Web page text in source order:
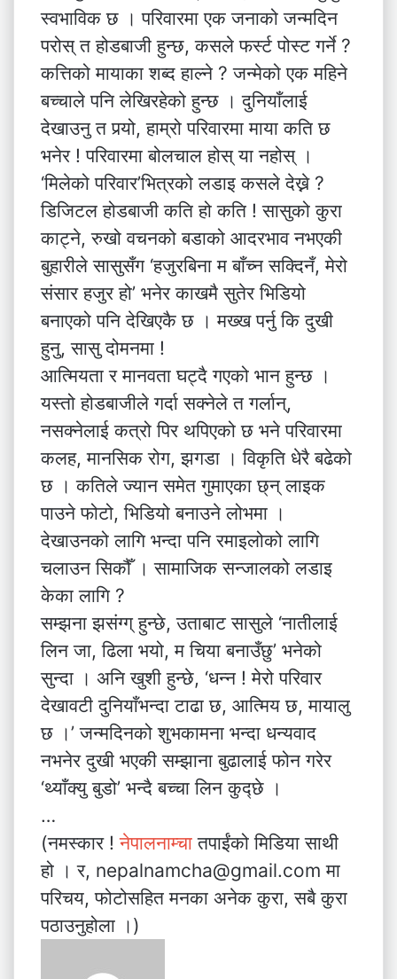
स्वभाविक छ । परिवारमा एक जनाको जन्मदिन
परोस् त होडबाजी हुन्छ, कसले फर्स्ट पोस्ट गर्ने ?
कत्तिको मायाका शब्द हाल्ने ? जन्मेको एक महिने
बच्चाले पनि लेखिरहेको हुन्छ । दुनियाँलाई
देखाउनु त पर्‍यो, हाम्रो परिवारमा माया कति छ
भनेर ! परिवारमा बोलचाल होस् या नहोस् ।
‘मिलेको परिवार’भित्रको लडाइ कसले देख्ने ?
डिजिटल होडबाजी कति हो कति ! सासुको कुरा
काट्ने, रुखो वचनको बडाको आदरभाव नभएकी
बुहारीले सासुसँग ‘हजुरबिना म बाँच्न सक्दिनँ, मेरो
संसार हजुर हो’ भनेर काखमै सुतेर भिडियो
बनाएको पनि देखिएकै छ । मख्ख पर्नु कि दुखी
हुनु, सासु दोमनमा !
आत्मियता र मानवता घट्दै गएको भान हुन्छ ।
यस्तो होडबाजीले गर्दा सक्नेले त गर्लान्,
नसक्नेलाई कत्रो पिर थपिएको छ भने परिवारमा
कलह, मानसिक रोग, झगडा । विकृति धेरै बढेको
छ । कतिले ज्यान समेत गुमाएका छ्न् लाइक
पाउने फोटो, भिडियो बनाउने लोभमा ।
देखाउनको लागि भन्दा पनि रमाइलोको लागि
चलाउन सिकौँ । सामाजिक सन्जालको लडाइ
केका लागि ?
सम्झना झसंग्ग् हुन्छे, उताबाट सासुले ‘नातीलाई
लिन जा, ढिला भयो, म चिया बनाउँछु’ भनेको
सुन्दा । अनि खुशी हुन्छे, ‘धन्न ! मेरो परिवार
देखावटी दुनियाँभन्दा टाढा छ, आत्मिय छ, मायालु
छ ।’ जन्मदिनको शुभकामना भन्दा धन्यवाद
नभनेर दुखी भएकी सम्झाना बुढालाई फोन गरेर
‘थ्याँक्यु बुडो’ भन्दै बच्चा लिन कुद्छे ।
…
(नमस्कार !नेपालनाम्चातपाईंको मिडिया साथी
हो । र, nepalnamcha@gmail.com मा
परिचय, फोटोसहित मनका अनेक कुरा, सबै कुरा
पठाउनुहोला ।)